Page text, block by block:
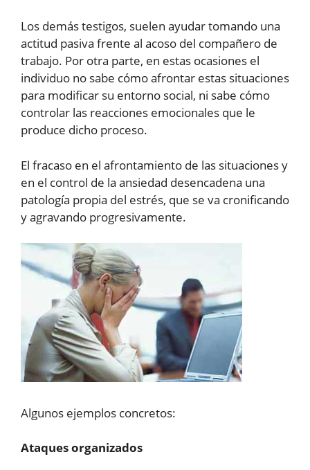
Los demás testigos, suelen ayudar tomando una
actitud pasiva frente al acoso del compañero de
trabajo. Por otra parte, en estas ocasiones el
individuo no sabe cómo afrontar estas situaciones
para modificar su entorno social, ni sabe cómo
controlar las reacciones emocionales que le
produce dicho proceso.
El fracaso en el afrontamiento de las situaciones y
en el control de la ansiedad desencadena una
patología propia del estrés, que se va cronificando
y agravando progresivamente.
Algunos ejemplos concretos:
Ataques organizados